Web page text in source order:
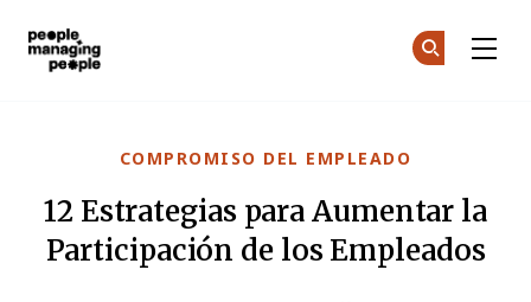
COMPROMISO DEL EMPLEADO
12 Estrategias para Aumentar la
Participación de los Empleados